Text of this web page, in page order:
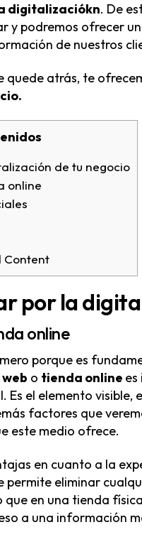
digitalizaciókn. De
y podremos ofrecer
de nuestros
quede atrás, te
de tu negocio
online
Content
por la
online
porque es
o tienda online
el elemento visible,
factores que
este medio ofrece.
en cuanto a la
permite eliminar
en una tienda
a una información